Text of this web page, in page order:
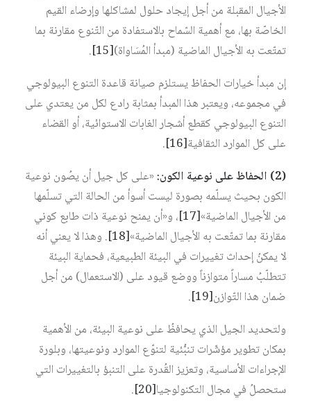
الأجيال المقبلة من أجل إيجاد حلول لمشاكلها وإرضاء القيم
الخاصّة بها، مع أهمية السّماح بالاستفادة من التّنوع مقارنة بما
تمتّعت به الأجيال الماضية (مبدأ المُسَاواة)‏[15]
.
إن مبدأ خيارات الحفاظ يستلزم صيانة قاعدة التنوع البيولوجي
في مجموعه، ويعتبر هذا المبدأ بمثابة رادع لكل من يعتدي على
التنوع البيولوجي كقطع أشجار الغابات الاستوائية، أو القضاء
على كل الموارد الثقافية‏[16]
.
(2) الحفاظ على نوعية الكون:
«على كل جيل أن يصُون نوعية
الكون بحيث يسلّمه بصورة ليست أسوأ من الحالة التي تسلّمها
من الأجيال الماضية»‏[17]
، و«أن يمنح نوعية ذات طابع كوني
مقارنة بما تمتّعت به الأجيال الماضية»‏[18]
. وهذا لا يعني أنه
لا يمكنُ إحداث تغييرات في البيئة الطبيعية، فحماية البيئة
تتطلّبُ مساراً متوازناً ووضع قيود على (الاستعمال) من أجل
ضمان هذا التّوازن‏[19]
.
ولتحديد الجيل الذي يحافظُ على نوعية البيئة، من الأهمية
بمكان تطوير مؤشّرات تنبُّئية لتنوّع الموارد ونوعيتها، وبلورة
الإجراءات الأساسية، وتعزيز القُدرة على التنبؤ بالتغييرات التي
ستحصلُ في مجال التكنولوجيا‏[20]
.